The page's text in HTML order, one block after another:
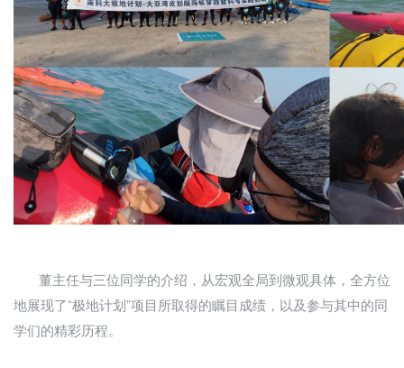
董主任与三位同学的介绍，从宏观全局到微观具体，全方位
地展现了“极地计划”项目所取得的瞩目成绩，以及参与其中的同
学们的精彩历程。